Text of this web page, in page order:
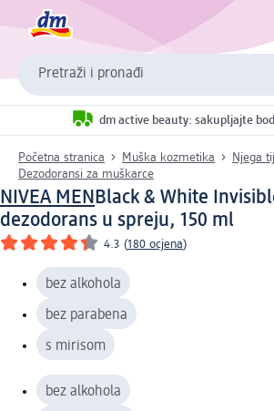
Pretraži i pronađi
dm active beauty: sakupljajte
Početna stranica Muška kozmetika
Njega
Dezodoransi za muškarce
NIVEA MENBlack & White
dezodorans u spreju, 150 ml
4.3 (180 ocjena)
bez alkohola
bez parabena
s mirisom
bez alkohola